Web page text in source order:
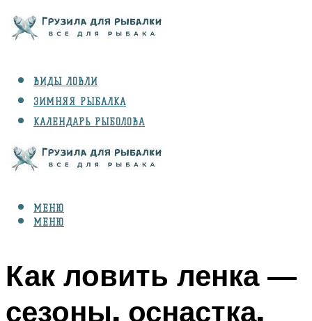
ВИДЫ ЛОВЛИ
ЗИМНЯЯ РЫБАЛКА
КАЛЕНДАРЬ РЫБОЛОВА
СНАРЯЖЕНИЕ
МЕНЮ
МЕНЮ
Как ловить ленка —
сезоны, оснастка,